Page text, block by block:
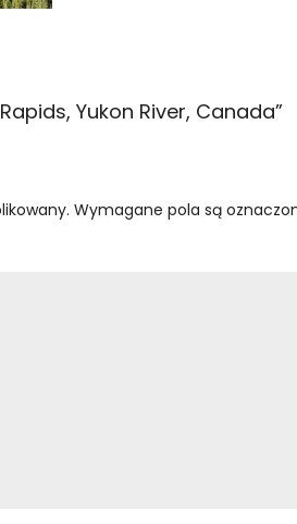
Yukon River, Canada”
Wymagane pola są